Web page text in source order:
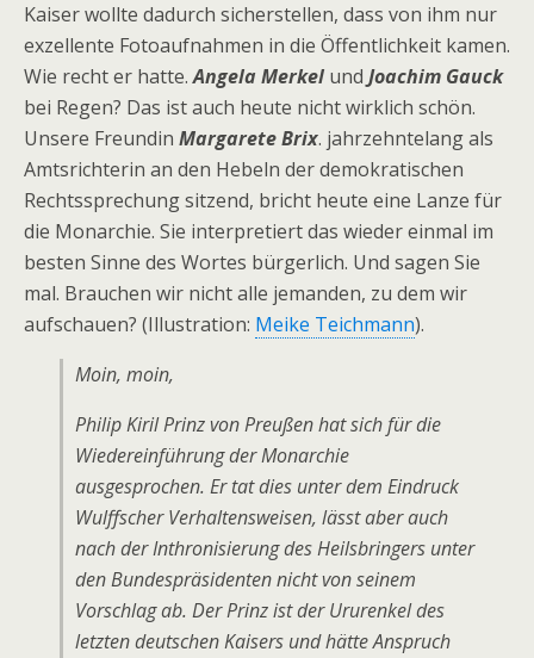
Kaiser wollte dadurch sicherstellen, dass von ihm nur
exzellente Fotoaufnahmen in die Öffentlichkeit kamen.
Wie recht er hatte.Angela Merkel und Joachim Gauck
bei Regen? Das ist auch heute nicht wirklich schön.
Unsere Freundin Margarete Brix. jahrzehntelang als
Amtsrichterin an den Hebeln der demokratischen
Rechtssprechung sitzend, bricht heute eine Lanze für
die Monarchie. Sie interpretiert das wieder einmal im
besten Sinne des Wortes bürgerlich. Und sagen Sie
mal. Brauchen wir nicht alle jemanden, zu dem wir
aufschauen? (Illustration: Meike Teichmann).
Moin, moin,
Philip Kiril Prinz von Preußen hat sich für die
Wiedereinführung der Monarchie
ausgesprochen. Er tat dies unter dem Eindruck
Wulffscher Verhaltensweisen, lässt aber auch
nach der Inthronisierung des Heilsbringers unter
den Bundespräsidenten nicht von seinem
Vorschlag ab. Der Prinz ist der Ururenkel des
letzten deutschen Kaisers und hätte Anspruch